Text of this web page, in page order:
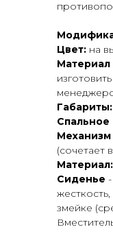
Цвет: на
Материал
Габариты:
Спальное
(сочетает
Материал:
Сиденье
змейке